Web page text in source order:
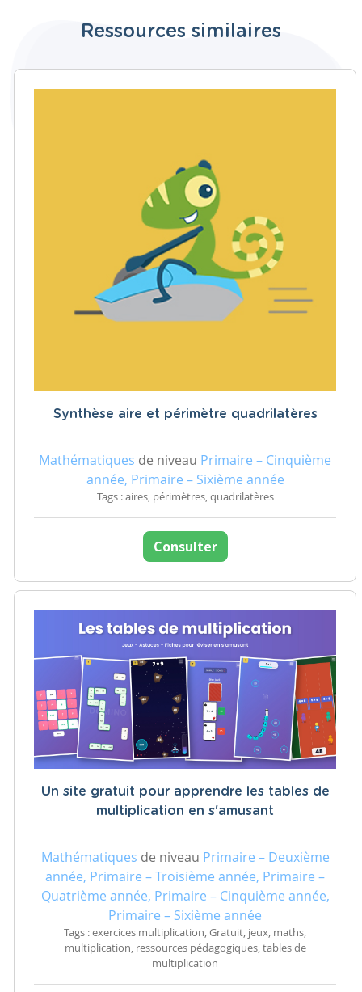
Ressources similaires
Synthèse aire et périmètre quadrilatères
Mathématiques de niveau Primaire – Cinquième
année, Primaire – Sixième année
Tags : aires, périmètres, quadrilatères
Consulter
Un site gratuit pour apprendre les tables de
multiplication en s'amusant
Mathématiques de niveau Primaire – Deuxième
année, Primaire – Troisième année, Primaire –
Quatrième année, Primaire – Cinquième année,
Primaire – Sixième année
Tags : exercices multiplication, Gratuit, jeux, maths,
multiplication, ressources pédagogiques, tables de
multiplication